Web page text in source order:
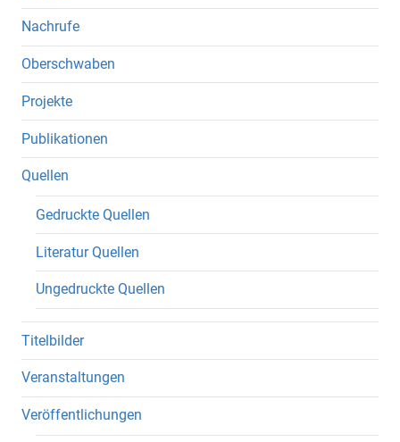
Nachrufe
Oberschwaben
Projekte
Publikationen
Quellen
Gedruckte Quellen
Literatur Quellen
Ungedruckte Quellen
Titelbilder
Veranstaltungen
Veröffentlichungen